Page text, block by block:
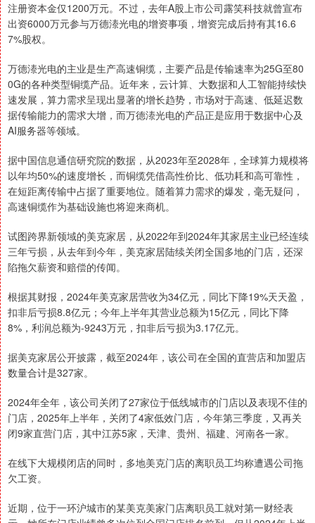
注册资本金仅1200万元。不过，去年A股上市公司露笑科技就曾宣布
出资6000万元参与万德溙光电的增资事项，增资完成后持有其16.6
7%股权。
万德溙光电的主业是生产高速铜缆，主要产品是传输速率为25G至80
0G的各种类型铜缆产品。近年来，云计算、大数据和人工智能持续快
速发展，算力需求呈现出显著的增长趋势，市场对于高速、低延迟数
据传输能力的需求大增，而万德溙光电的产品正是应用于数据中心及
AI服务器等领域。
据中国信息通信研究院的数据，从2023年至2028年，全球算力规模将
以年均50%的速度增长，而铜缆凭借高性价比、低功耗和高可靠性，
在短距离传输中占据了重要地位。随着算力需求的爆发，毫无疑问，
高速铜缆作为基础设施也将迎来商机。
试图跨界新领域的美克家居，从2022年到2024年其家居主业已经连续
三年亏损，从去年到今年，美克家居陆续关闭全国多地的门店，还深
陷拖欠薪资和赔偿的传闻。
根据其财报，2024年美克家居营收为34亿元，同比下降19%天天盈，
扣非后亏损8.8亿元；今年上半年其营业总额为15亿元，同比下降
8%，利润总额为-9243万元，扣非后亏损为3.17亿元。
据美克家居公开披露，截至2024年，该公司在全国的直营店和加盟店
数量合计是327家。
2024年全年，该公司关闭了27家位于低线城市的门店以及表现不佳的
门店，2025年上半年，关闭了4家低效门店，今年第三季度，又再关
闭9家直营门店，其中江苏5家，天津、贵州、福建、河南各一家。
在线下大规模闭店的同时，多地美克门店的离职员工均称遭遇公司拖
欠工资。
近期，位于一环沪城市的某美克美家门店离职员工就对第一财经表